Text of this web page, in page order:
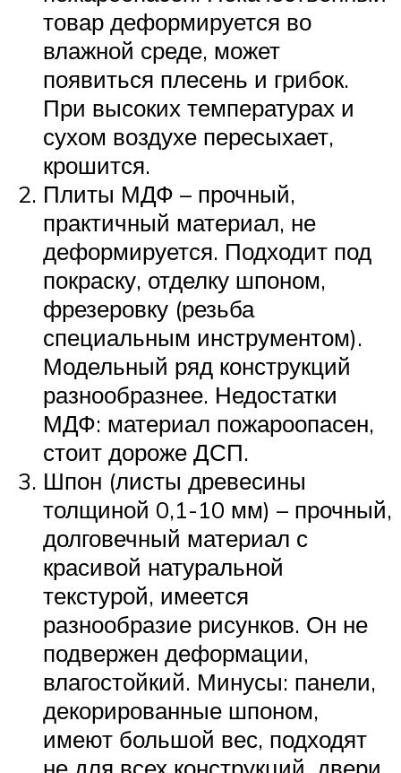
товар деформируется во
влажной среде, может
появиться плесень и грибок.
При высоких температурах и
сухом воздухе пересыхает,
крошится.
Плиты МДФ – прочный,
практичный материал, не
деформируется. Подходит под
покраску, отделку шпоном,
фрезеровку (резьба
специальным инструментом).
Модельный ряд конструкций
разнообразнее. Недостатки
МДФ: материал пожароопасен,
стоит дороже ДСП.
Шпон (листы древесины
толщиной 0,1-10 мм) – прочный,
долговечный материал с
красивой натуральной
текстурой, имеется
разнообразие рисунков. Он не
подвержен деформации,
влагостойкий. Минусы: панели,
декорированные шпоном,
имеют большой вес, подходят